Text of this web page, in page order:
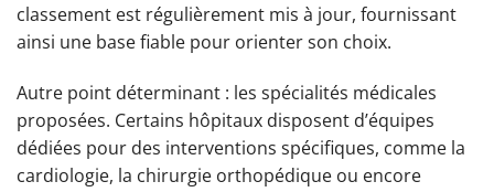
classement est régulièrement mis à jour, fournissant
ainsi une base fiable pour orienter son choix.
Autre point déterminant : les spécialités médicales
proposées. Certains hôpitaux disposent d’équipes
dédiées pour des interventions spécifiques, comme la
cardiologie, la chirurgie orthopédique ou encore